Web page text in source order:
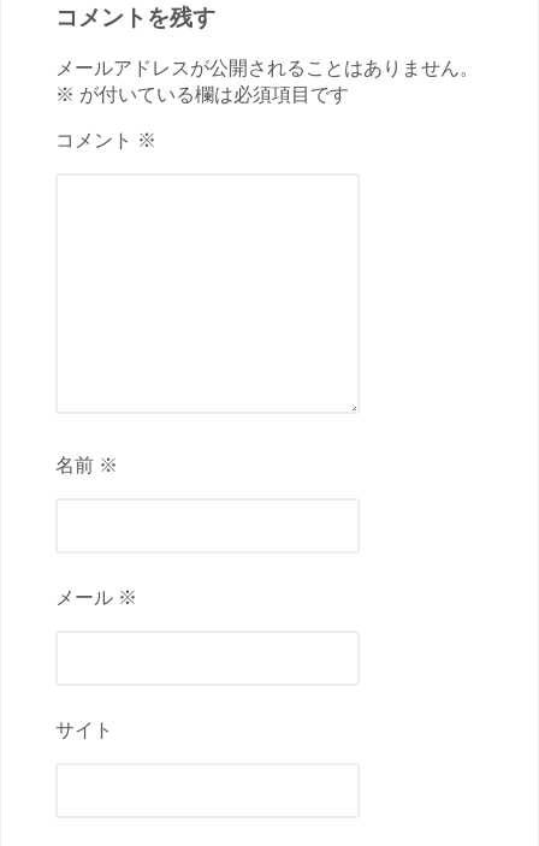
コメントを残す
メールアドレスが公開されることはありません。
※ が付いている欄は必須項目です
コメント ※
名前 ※
メール ※
サイト